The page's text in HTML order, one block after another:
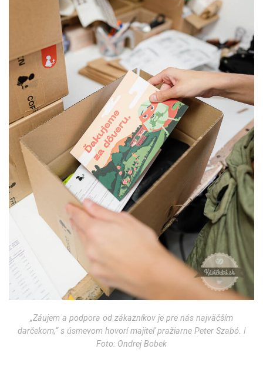
„Záujem a podpora od zákazníkov je pre nás najväčším
darčekom,“ s úsmevom hovorí majiteľ pražiarne Peter Szabó. ǀ
Foto: Ondrej Bobek